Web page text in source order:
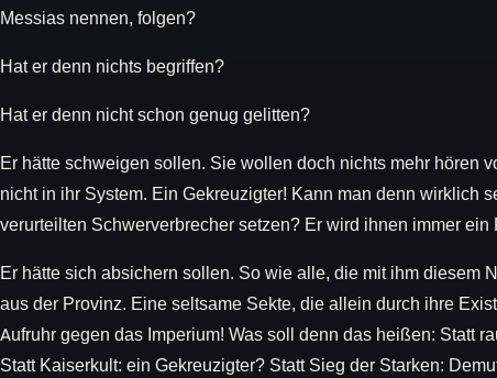
Messias nennen, folgen?
Hat er denn nichts begriffen?
Hat er denn nicht schon genug gelitten?
Er hätte schweigen sollen. Sie wollen doch nichts mehr hören
nicht in ihr System. Ein Gekreuzigter! Kann man denn wirklich
verurteilten Schwerverbrecher setzen? Er wird ihnen immer ein
Er hätte sich absichern sollen. So wie alle, die mit ihm diesem
aus der Provinz. Eine seltsame Sekte, die allein durch ihre
Aufruhr gegen das Imperium! Was soll denn das heißen: Statt
Statt Kaiserkult: ein Gekreuzigter? Statt Sieg der Starken: